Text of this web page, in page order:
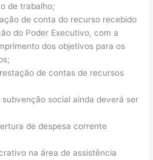
de trabalho;
de conta do recurso recebido
do Poder Executivo, com a
dos objetivos para os
de contas de recursos
subvenção social ainda deverá ser
de despesa corrente
na área de assistência